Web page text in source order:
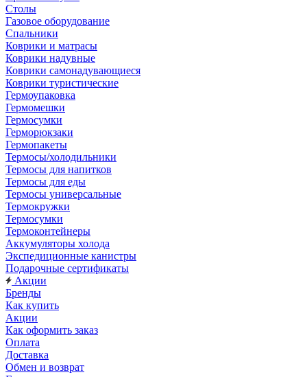
Столы
Газовое оборудование
Спальники
Коврики и матрасы
Коврики надувные
Коврики самонадувающиеся
Коврики туристические
Гермоупаковка
Гермомешки
Гермосумки
Герморюкзаки
Гермопакеты
Термосы/холодильники
Термосы для напитков
Термосы для еды
Термосы универсальные
Термокружки
Термосумки
Термоконтейнеры
Аккумуляторы холода
Экспедиционные канистры
Подарочные сертификаты
Акции
Бренды
Как купить
Акции
Как оформить заказ
Оплата
Доставка
Обмен и возврат